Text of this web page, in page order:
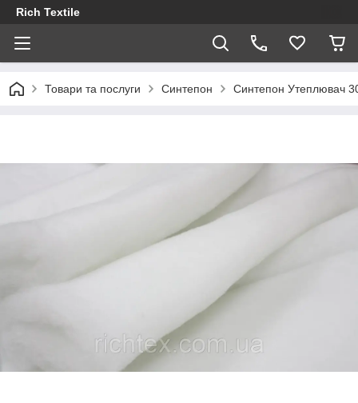
Rich Textile
Товари та послуги Синтепон Синтепон Утеплювач